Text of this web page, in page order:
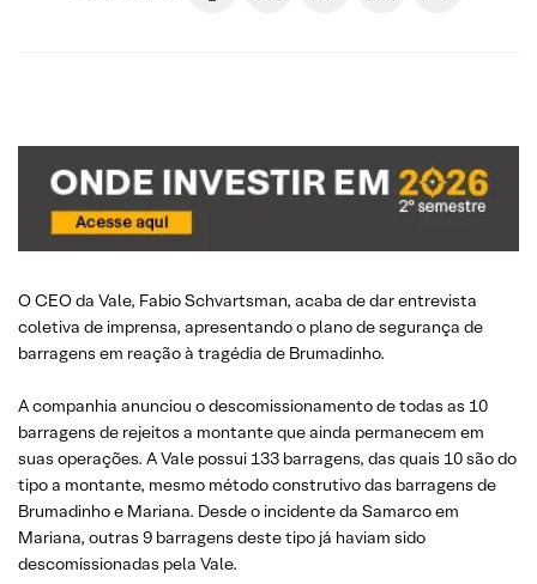
O CEO da Vale, Fabio Schvartsman, acaba de dar entrevista
coletiva de imprensa, apresentando o plano de segurança de
barragens em reação à tragédia de Brumadinho.
A companhia anunciou o descomissionamento de todas as 10
barragens de rejeitos a montante que ainda permanecem em
suas operações. A Vale possui 133 barragens, das quais 10 são do
tipo a montante, mesmo método construtivo das barragens de
Brumadinho e Mariana. Desde o incidente da Samarco em
Mariana, outras 9 barragens deste tipo já haviam sido
descomissionadas pela Vale.